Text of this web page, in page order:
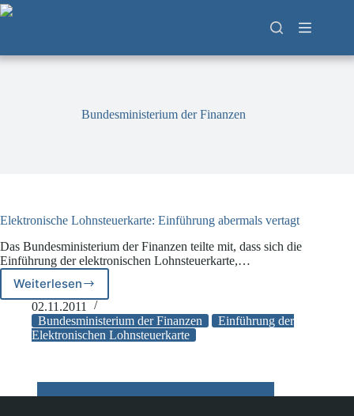
Zum
Inhalt
Bundesministerium der Finanzen
Elektronische Lohnsteuerkarte: Einführung abermals vertagt
Das Bundesministerium der Finanzen teilte mit, dass sich die
Einführung der elektronischen Lohnsteuerkarte,…
WeiterlesenElektronische
Lohnsteuerkarte:
Einführung
abermals
02.11.2011
Bundesministerium der Finanzen
Einführung der
Elektronischen Lohnsteuerkarte